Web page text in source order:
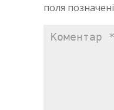
поля позначені